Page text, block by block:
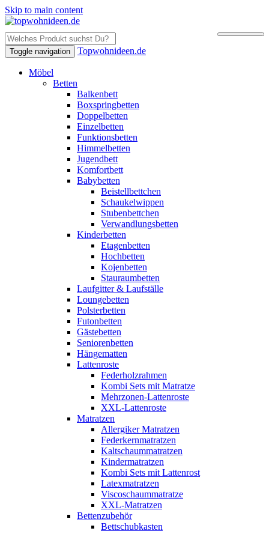
Skip to main content
Toggle navigation Topwohnideen.de
Möbel
Betten
Balkenbett
Boxspringbetten
Doppelbetten
Einzelbetten
Funktionsbetten
Himmelbetten
Jugendbett
Komfortbett
Babybetten
Beistellbettchen
Schaukelwippen
Stubenbettchen
Verwandlungsbetten
Kinderbetten
Etagenbetten
Hochbetten
Kojenbetten
Stauraumbetten
Laufgitter & Laufställe
Loungebetten
Polsterbetten
Futonbetten
Gästebetten
Seniorenbetten
Hängematten
Lattenroste
Federholzrahmen
Kombi Sets mit Matratze
Mehrzonen-Lattenroste
XXL-Lattenroste
Matratzen
Allergiker Matratzen
Federkernmatratzen
Kaltschaummatratzen
Kindermatratzen
Kombi Sets mit Lattenrost
Latexmatratzen
Viscoschaummatratze
XXL-Matratzen
Bettenzubehör
Bettschubkasten